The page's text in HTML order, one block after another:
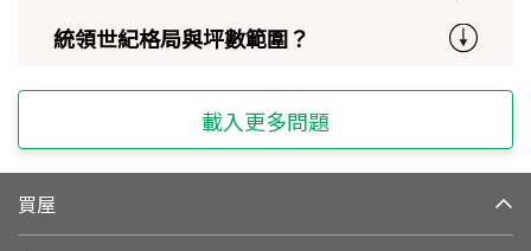
統領世紀格局與坪數範圍？
載入更多問題
買屋